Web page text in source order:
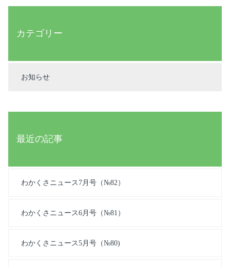
カテゴリー
お知らせ
最近の記事
わかくさニュース7月号（№82）
わかくさニュース6月号（№81）
わかくさニュース5月号（№80)